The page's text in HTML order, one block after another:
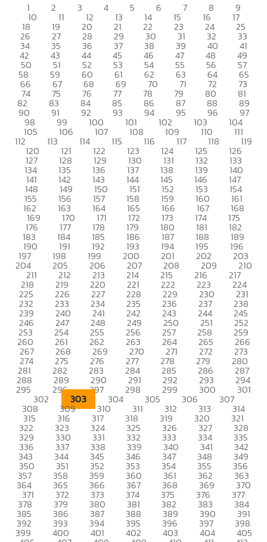
1 2 3 4 5 6 7 8 9
10 11 12 13 14 15 16 17
18 19 20 21 22 23 24 25
26 27 28 29 30 31 32 33
34 35 36 37 38 39 40 41
42 43 44 45 46 47 48 49
50 51 52 53 54 55 56 57
58 59 60 61 62 63 64 65
66 67 68 69 70 71 72 73
74 75 76 77 78 79 80 81
82 83 84 85 86 87 88 89
90 91 92 93 94 95 96 97
98 99 100 101 102 103 104
105 106 107 108 109 110 111
112 113 114 115 116 117 118 119
120 121 122 123 124 125 126
127 128 129 130 131 132 133
134 135 136 137 138 139 140
141 142 143 144 145 146 147
148 149 150 151 152 153 154
155 156 157 158 159 160 161
162 163 164 165 166 167 168
169 170 171 172 173 174 175
176 177 178 179 180 181 182
183 184 185 186 187 188 189
190 191 192 193 194 195 196
197 198 199 200 201 202 203
204 205 206 207 208 209 210
211 212 213 214 215 216 217
218 219 220 221 222 223 224
225 226 227 228 229 230 231
232 233 234 235 236 237 238
239 240 241 242 243 244 245
246 247 248 249 250 251 252
253 254 255 256 257 258 259
260 261 262 263 264 265 266
267 268 269 270 271 272 273
274 275 276 277 278 279 280
281 282 283 284 285 286 287
288 289 290 291 292 293 294
295 296 297 298 299 300 301
302 303 304 305 306 307
308 309 310 311 312 313 314
315 316 317 318 319 320 321
322 323 324 325 326 327 328
329 330 331 332 333 334 335
336 337 338 339 340 341 342
343 344 345 346 347 348 349
350 351 352 353 354 355 356
357 358 359 360 361 362 363
364 365 366 367 368 369 370
371 372 373 374 375 376 377
378 379 380 381 382 383 384
385 386 387 388 389 390 391
392 393 394 395 396 397 398
399 400 401 402 403 404 405